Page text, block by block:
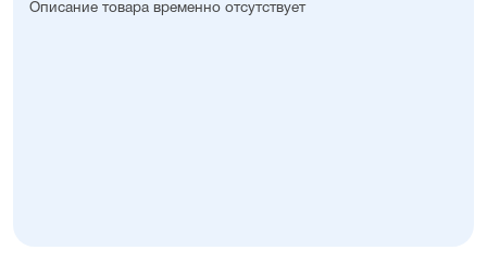
Описание товара временно отсутствует